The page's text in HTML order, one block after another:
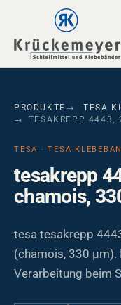
Skip to main navigation
Skip to main content
Skip to page footer
PRODUKTE
TESA
TESAKREPP
TESA · TESA
tesakrepp
chamois,
tesa tesakrepp
(chamois, 330 µm).
Verarbeitung beim